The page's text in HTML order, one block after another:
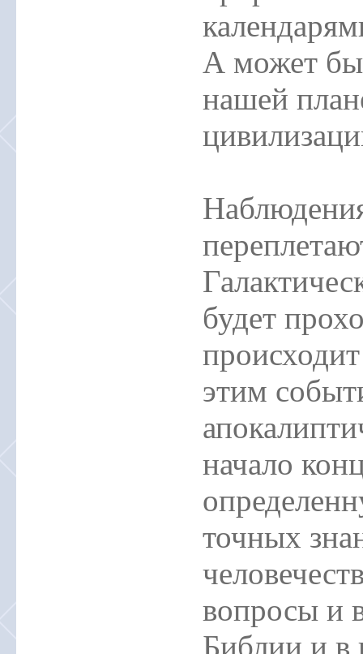
А может
нашей
будет
этим
начало
точных
вопросы и
Библии и в